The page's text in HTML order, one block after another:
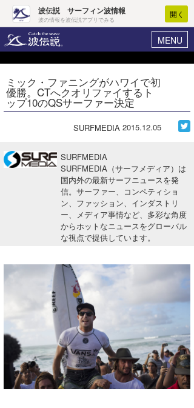
波伝説 サーフィン波情報
波の情報を波伝説アプリでみる
開く
MENU
ヘルプ マイホーム
ログイン
WAVE HUNTER波予想ツール
サーフィンエリアガイド
今月のプレゼント
ミック・ファニングがハワイで初
優勝。CTへクオリファイするト
ップ10のQSサーファー決定
SURFMEDIA 2015.12.05
SURFMEDIA
SURFMEDIA（サーフメディア）は
国内外の最新サーフニュースを発
信。サーファー、コンペティショ
ン、ファッション、インダストリ
ー、メディア事情など、多彩な角度
からホットなニュースをグローバル
な視点で提供しています。
Core Surf Japan
コンテスト
ファッション/グッズ
アート＆エンタメ
ショップ情報
千葉北
千葉南
大阪
お知らせ
ルール＆How to
VOTE!